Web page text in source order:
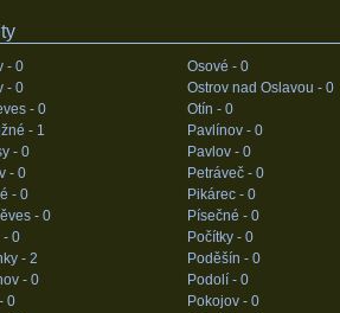
- 0
- 0
- 0
- 1
- 0
- 0
- 0
- 0
- 0
- 2
- 0
0
Osové - 0
Ostrov nad Oslavou - 0
Otín - 0
Pavlínov - 0
Pavlov - 0
Petráveč - 0
Pikárec - 0
Písečné - 0
Počítky - 0
Poděšín - 0
Podolí - 0
Pokojov - 0